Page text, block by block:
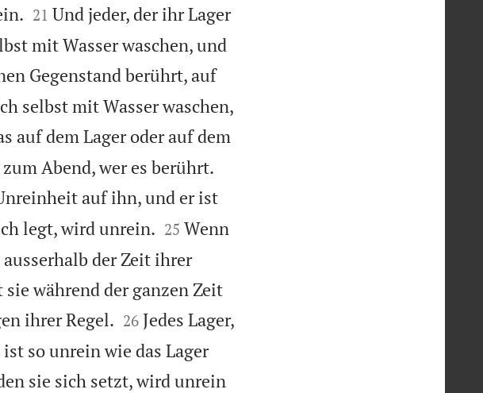

21 Und jeder, der ihr Lager
mit Wasser waschen, und
Gegenstand berührt, auf
selbst mit Wasser waschen,
auf dem Lager oder auf dem
Abend, wer es berührt.
auf ihn, und er ist
legt, wird unrein.
25 Wenn
der Zeit ihrer
während der ganzen Zeit
ihrer Regel.
26 Jedes Lager,
so unrein wie das Lager
sie sich setzt, wird unrein